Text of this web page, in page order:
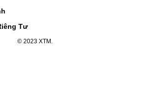
Tư
© 2023 XTM.